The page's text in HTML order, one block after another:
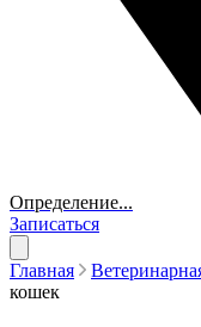
Определение...
Записаться
Главная
кошек